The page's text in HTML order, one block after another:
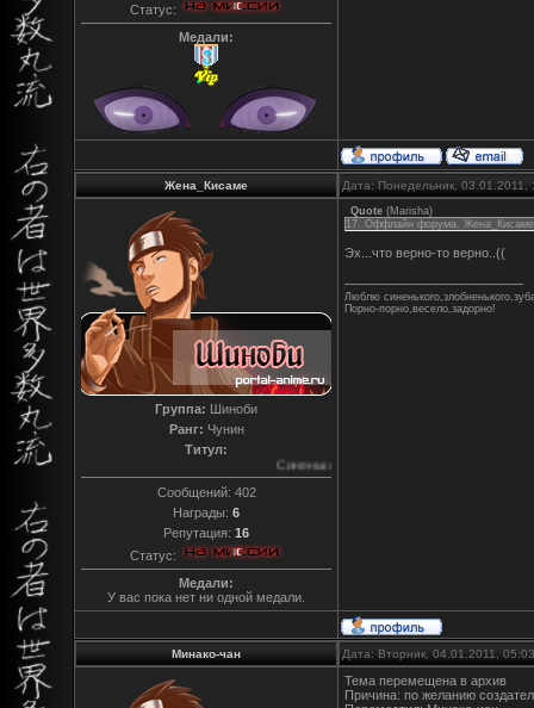
Статус:
Медали:
Жена_Кисаме Дата: Понедельник,
Группа: Шиноби
Ранг: Чунин
Титул:
Синенькая и зубастенькая
Сообщений: 402
Награды: 6
Репутация: 16
Статус:
Медали:
У вас пока нет ни одной медали.
Quote (Marisha)
17. Оффлайн форума. Жена_Кисаме
Эх...что верно-то верно..((
Люблю
Порно-порно,весело,задорно!
Минако-чан Дата: Вторник, 04.01.2011,
Тема перемещена в архив
Причина: по желанию